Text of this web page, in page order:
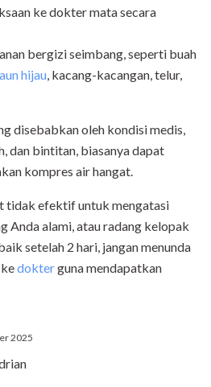
ke dokter mata secara
bergizi seimbang, seperti buah
hijau, kacang-kacangan, telur,
disebabkan oleh kondisi medis,
dan bintitan, biasanya dapat
kompres air hangat.
tidak efektif untuk mengatasi
Anda alami, atau radang kelopak
setelah 2 hari, jangan menunda
dokterguna mendapatkan
2025